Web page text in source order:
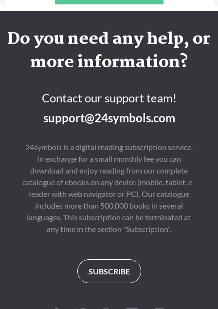
Do you need any help, or
more information?
Contact our support team!
support@24symbols.com
24symbols is a digital reading subscription service.
In exchange for a small monthly fee you can
download and enjoy reading from our complete
catalogue of ebooks on any device (mobile, tablet, e-
reader with web navigator or PC). Our catalogue
includes more than 500,000 books in several
languages. This subscription can be terminated at
any time in the section "Subscription".
SUBSCRIBE